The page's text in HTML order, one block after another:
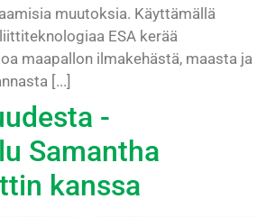
muutoksia. Käyttämällä
ESA kerää
maapallon ilmakehästä, maasta ja
[...]
-
Samantha
kanssa